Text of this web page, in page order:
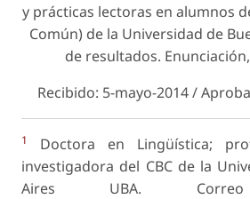
y prácticas lectoras en alumnos
Común) de la Universidad de
de resultados.
Recibido: 5-mayo-2014 /
1
Doctora en Lingüística;
investigadora del CBC de la
Aires UBA. Correo